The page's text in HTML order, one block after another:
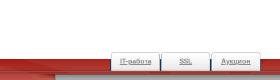
IT-работа SSL Аукцион